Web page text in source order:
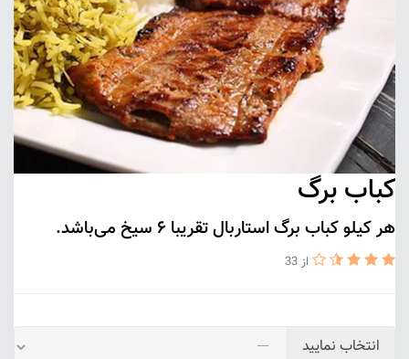
کباب برگ
هر کیلو کباب برگ استاربال تقریبا ۶ سیخ می‌باشد.
از 33
انتخاب نمایید